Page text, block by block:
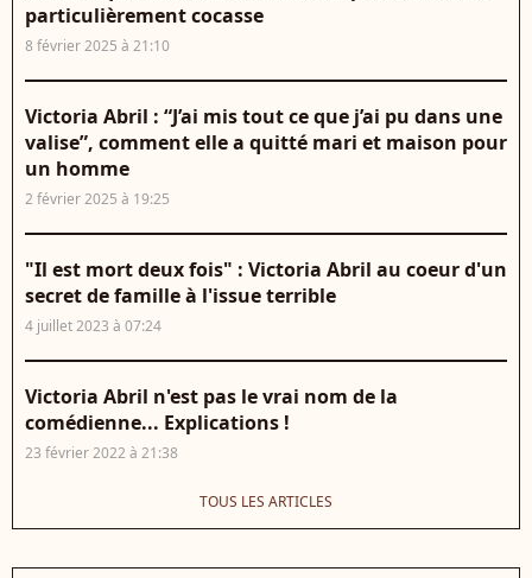
particulièrement cocasse
8 février 2025 à 21:10
Victoria Abril : “J’ai mis tout ce que j’ai pu dans une
valise”, comment elle a quitté mari et maison pour
un homme
2 février 2025 à 19:25
"Il est mort deux fois" : Victoria Abril au coeur d'un
secret de famille à l'issue terrible
4 juillet 2023 à 07:24
Victoria Abril n'est pas le vrai nom de la
comédienne... Explications !
23 février 2022 à 21:38
TOUS LES ARTICLES